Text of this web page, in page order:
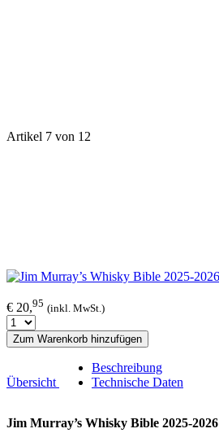
Artikel 7 von 12
€ 20,95 (inkl. MwSt.)
Zum Warenkorb hinzufügen
Übersicht
Beschreibung
Technische Daten
Jim Murray’s Whisky Bible 2025-2026